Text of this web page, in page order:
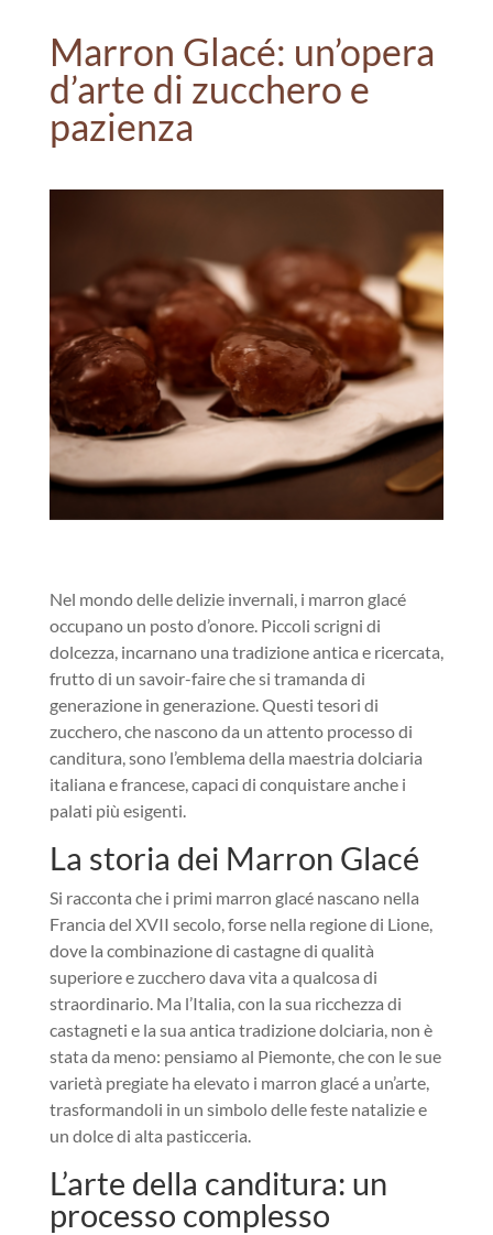
Marron Glacé: un’opera
d’arte di zucchero e
pazienza
Nel mondo delle delizie invernali, i marron glacé
occupano un posto d’onore. Piccoli scrigni di
dolcezza, incarnano una tradizione antica e ricercata,
frutto di un savoir-faire che si tramanda di
generazione in generazione. Questi tesori di
zucchero, che nascono da un attento processo di
canditura, sono l’emblema della maestria dolciaria
italiana e francese, capaci di conquistare anche i
palati più esigenti.
La storia dei Marron Glacé
Si racconta che i primi marron glacé nascano nella
Francia del XVII secolo, forse nella regione di Lione,
dove la combinazione di castagne di qualità
superiore e zucchero dava vita a qualcosa di
straordinario. Ma l’Italia, con la sua ricchezza di
castagneti e la sua antica tradizione dolciaria, non è
stata da meno: pensiamo al Piemonte, che con le sue
varietà pregiate ha elevato i marron glacé a un’arte,
trasformandoli in un simbolo delle feste natalizie e
un dolce di alta pasticceria.
L’arte della canditura: un
processo complesso